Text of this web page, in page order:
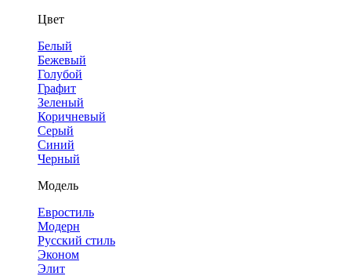
Цвет
Белый
Бежевый
Голубой
Графит
Зеленый
Коричневый
Серый
Синий
Черный
Модель
Евростиль
Модерн
Русский стиль
Эконом
Элит